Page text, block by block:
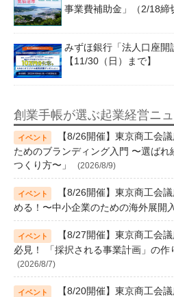
事業費補助金」（2/18締
みずほ銀行「法人口座開
【11/30（日）まで】
創業手帳が選ぶ起業経営ニ
【8/26開催】東京商工会
ためのブランディング入門 〜選ば
つくり方〜」
(2026/8/9)
【8/26開催】東京商工会
める！〜中小企業のための海外展開
【8/27開催】東京商工会
必見！ 「採択される事業計画」の作
(2026/8/7)
【8/20開催】東京商工会